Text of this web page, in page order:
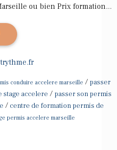
ou bien Prix formation...
conduire accelere marseille / passer
accelere / passer son permis
/ centre de formation permis de
permis accelere marseille